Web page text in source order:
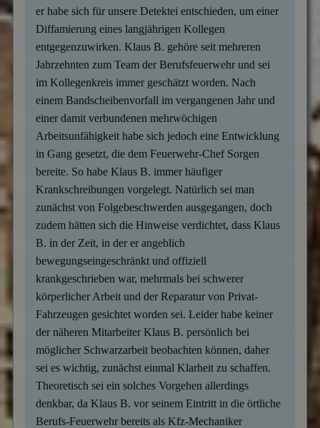
er habe sich für unsere Detektei entschieden, um einer
Diffamierung eines langjährigen Kollegen
entgegenzuwirken. Klaus B. gehöre seit mehreren
Jahrzehnten zum Team der Berufsfeuerwehr und sei
im Kollegenkreis immer geschätzt worden. Nach
einem Bandscheibenvorfall im vergangenen Jahr und
einer damit verbundenen mehrwöchigen
Arbeitsunfähigkeit habe sich jedoch eine Entwicklung
in Gang gesetzt, die dem Feuerwehr-Chef Sorgen
bereite. So habe Klaus B. immer häufiger
Krankschreibungen vorgelegt. Natürlich sei man
zunächst von Folgebeschwerden ausgegangen, doch
zudem hätten sich die Hinweise verdichtet, dass Klaus
B. in der Zeit, in der er angeblich
bewegungseingeschränkt und offiziell
krankgeschrieben war, mehrmals bei schwerer
körperlicher Arbeit und der Reparatur von Privat-
Fahrzeugen gesichtet worden sei. Leider habe keiner
der näheren Mitarbeiter Klaus B. persönlich bei
möglicher Schwarzarbeit beobachten können, daher
sei es wichtig, zunächst einmal Klarheit zu schaffen.
Theoretisch sei ein solches Vorgehen allerdings
denkbar, da Klaus B. vor seinem Eintritt in die örtliche
Berufs-Feuerwehr bereits als Kfz-Mechaniker